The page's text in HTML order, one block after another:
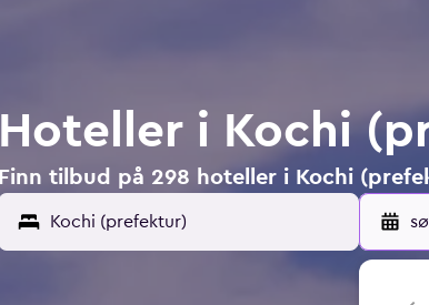
Hoteller i Kochi
Finn tilbud på 298 hoteller i Kochi